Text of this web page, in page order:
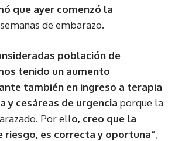
que ayer comenzó la
de embarazo.
población de
tenido un aumento
también en ingreso a terapia
y cesáreas de urgencia porque la
Por ello, creo que la
riesgo, es correcta y oportuna”,